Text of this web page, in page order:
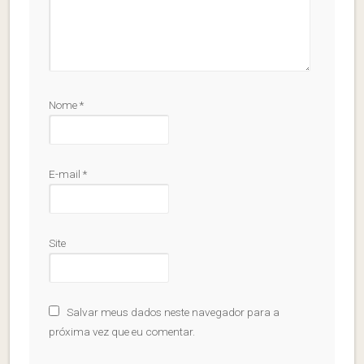
Nome*
E-mail *
Site
Salvar meus dados neste navegador para a
próxima vez que eu comentar.